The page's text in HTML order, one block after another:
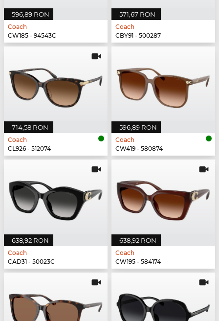
596,89 RON
Coach
CW185 - 94543C
571,67 RON
Coach
CBY91 - 500287
714,58 RON
Coach
CL926 - 512074
596,89 RON
Coach
CW419 - 580874
638,92 RON
Coach
CAD31 - 50023C
638,92 RON
Coach
CW195 - 584174